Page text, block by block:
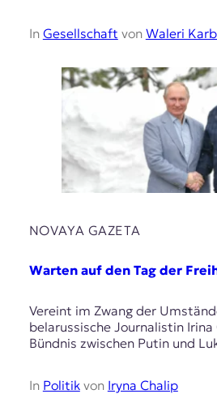
In Gesellschaft von Waleri
NOVAYA GAZETA
Warten auf den Tag der
Vereint im Zwang der
belarussische Journalistin
Bündnis zwischen Putin und
In Politikvon Iryna Chalip